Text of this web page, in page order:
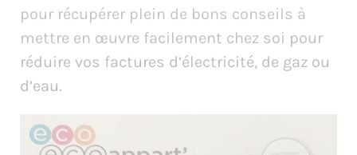
pour récupérer plein de bons conseils à
mettre en œuvre facilement chez soi pour
réduire vos factures d’électricité, de gaz ou
d’eau.